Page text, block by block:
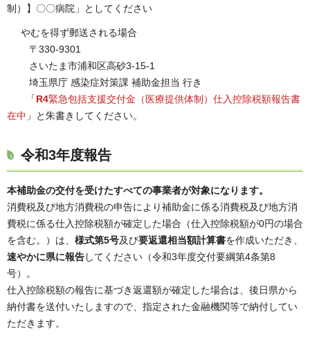
制）】〇〇病院」としてください
やむを得ず郵送される場合
〒330-9301
さいたま市浦和区高砂3-15-1
埼玉県庁 感染症対策課 補助金担当 行き
「R4緊急包括支援交付金（医療提供体制）仕入控除税額報告書
在中 」と朱書きしてください。
令和3年度報告
本補助金の交付を受けたすべての事業者が対象になります。
消費税及び地方消費税の申告により補助金に係る消費税及び地方消
費税に係る仕入控除税額が確定した場合（仕入控除税額が0円の場合
を含む。）は、 様式第5号及び要返還相当額計算書を作成いただき、
速やかに県に報告してください（令和3年度交付要綱第4条第8
号）。
仕入控除税額の報告に基づき返還額が確定した場合は、後日県から
納付書を送付いたしますので、指定された金融機関等で納付してい
ただきます。